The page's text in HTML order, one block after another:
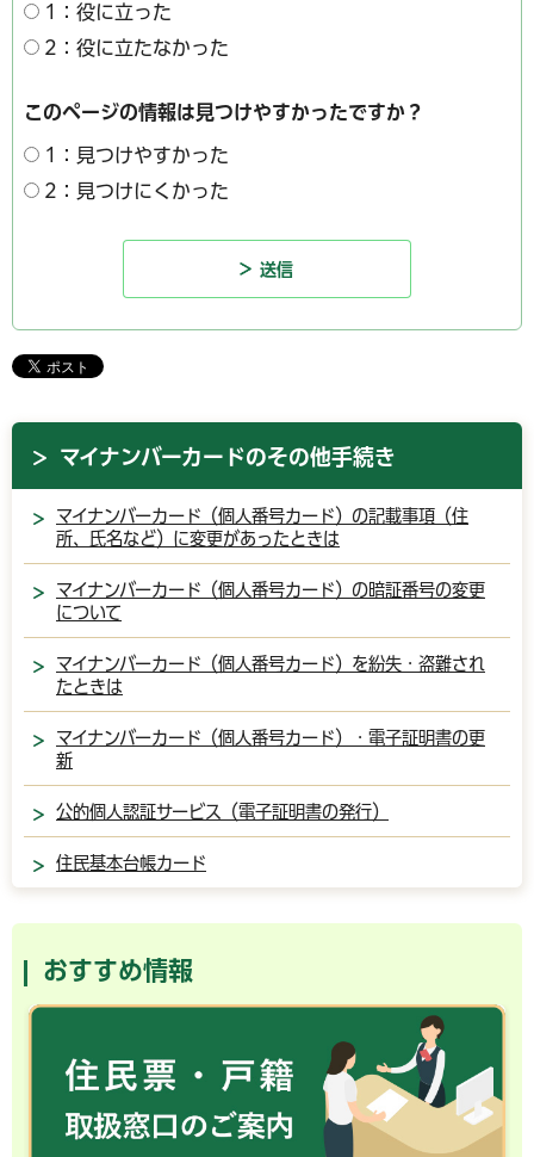
1：役に立った
2：役に立たなかった
このページの情報は見つけやすかったですか？
1：見つけやすかった
2：見つけにくかった
マイナンバーカードのその他手続き
マイナンバーカード（個人番号カード）の記載事項（住
所、氏名など）に変更があったときは
マイナンバーカード（個人番号カード）の暗証番号の変更
について
マイナンバーカード（個人番号カード）を紛失・盗難され
たときは
マイナンバーカード（個人番号カード）・電子証明書の更
新
公的個人認証サービス（電子証明書の発行）
住民基本台帳カード
おすすめ情報